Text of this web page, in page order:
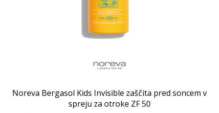
Noreva Bergasol Kids Invisible zaščita pred soncem v
spreju za otroke ZF 50